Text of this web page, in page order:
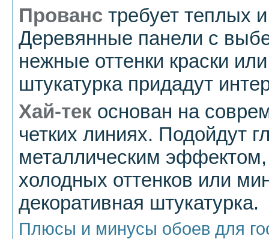
Прованс требует теплых
Деревянные панели с
нежные оттенки краски
штукатурка придадут
Хай-тек основан на
четких линиях. Подойдут
металлическим эффектом,
холодных оттенков или
декоративная штукатурка.
Плюсы и минусы обоев для